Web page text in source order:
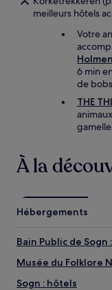
meilleurs hôtels
Votre
6 min
de
THE
À la
Hébergements
Bain Public de
Musée du Folklore
Sogn : hôtels